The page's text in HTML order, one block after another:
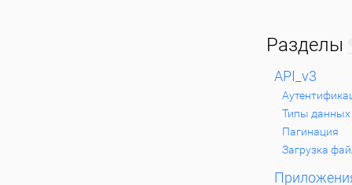
Разделы
API_v3
Типы данных
Пагинация
Загрузка